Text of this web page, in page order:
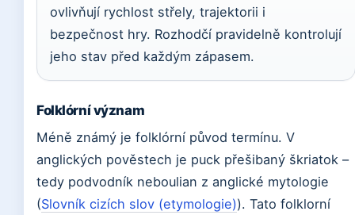
ovlivňují rychlost střely, trajektorii i
bezpečnost hry. Rozhodčí pravidelně kontrolují
jeho stav před každým zápasem.
Folklórní význam
Méně známý je folklórní původ termínu. V
anglických pověstech je puck přešibaný škriatok –
tedy podvodník neboulian z anglické mytologie
(Slovník cizích slov (etymologie)). Tato folklorní